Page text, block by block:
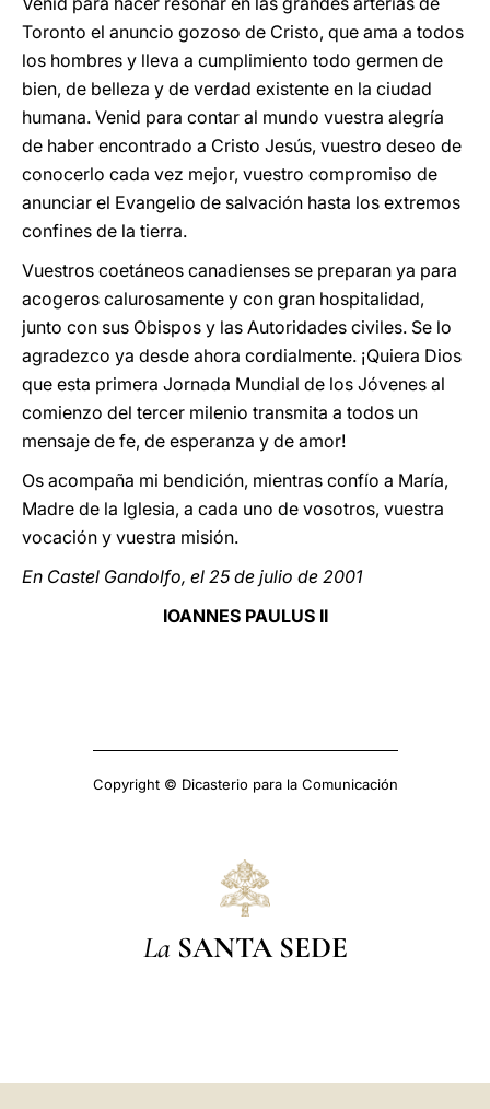
Toronto el anuncio gozoso de Cristo, que ama a todos
los hombres y lleva a cumplimiento todo germen de
bien, de belleza y de verdad existente en la ciudad
humana. Venid para contar al mundo vuestra alegría
de haber encontrado a Cristo Jesús, vuestro deseo de
conocerlo cada vez mejor, vuestro compromiso de
anunciar el Evangelio de salvación hasta los extremos
confines de la tierra.
Vuestros coetáneos canadienses se preparan ya para
acogeros calurosamente y con gran hospitalidad,
junto con sus Obispos y las Autoridades civiles. Se lo
agradezco ya desde ahora cordialmente. ¡Quiera Dios
que esta primera Jornada Mundial de los Jóvenes al
comienzo del tercer milenio transmita a todos un
mensaje de fe, de esperanza y de amor!
Os acompaña mi bendición, mientras confío a María,
Madre de la Iglesia, a cada uno de vosotros, vuestra
vocación y vuestra misión.
En Castel Gandolfo, el 25 de julio de 2001
IOANNES PAULUS II
Copyright © Dicasterio para la Comunicación
La SANTA SEDE